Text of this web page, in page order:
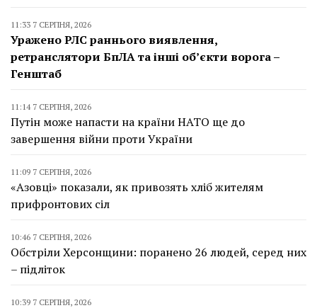
11:33 7 СЕРПНЯ, 2026
Уражено РЛС раннього виявлення,
ретранслятори БпЛА та інші об’єкти ворога –
Генштаб
11:14 7 СЕРПНЯ, 2026
Путін може напасти на країни НАТО ще до
завершення війни проти України
11:09 7 СЕРПНЯ, 2026
«Азовці» показали, як привозять хліб жителям
прифронтових сіл
10:46 7 СЕРПНЯ, 2026
Обстріли Херсонщини: поранено 26 людей, серед них
– підліток
10:39 7 СЕРПНЯ, 2026